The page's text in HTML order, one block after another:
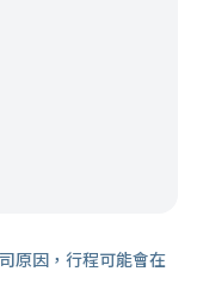
原因，行程可能會在